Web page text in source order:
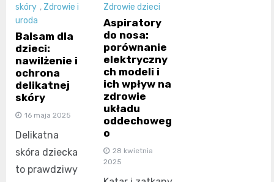
skóry , Zdrowie i
uroda
Balsam dla
dzieci:
nawilżenie i
ochrona
delikatnej
skóry
16 maja 2025
Delikatna
skóra dziecka
to prawdziwy
Zdrowie dzieci
Aspiratory
do nosa:
porównanie
elektryczny
ch modeli i
ich wpływ na
zdrowie
układu
oddechoweg
o
28 kwietnia
2025